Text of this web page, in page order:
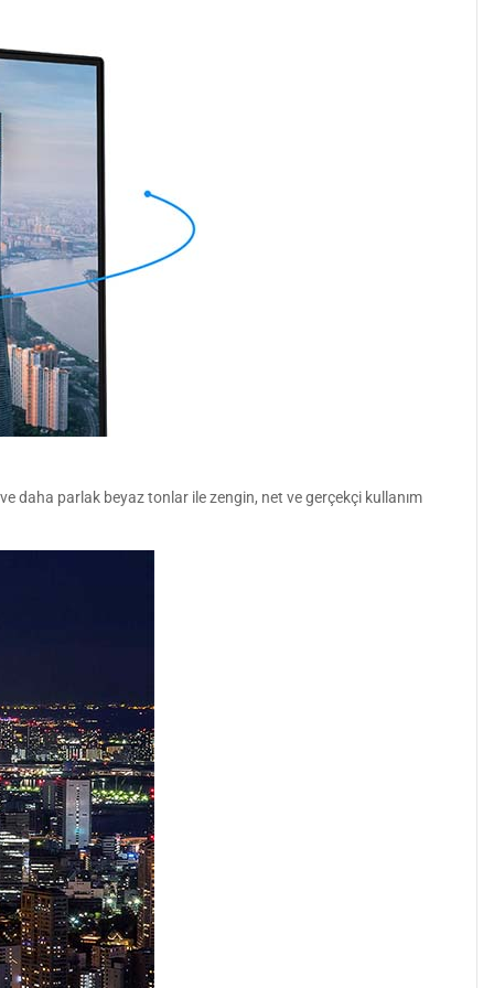
daha parlak beyaz tonlar ile zengin, net ve gerçekçi kullanım